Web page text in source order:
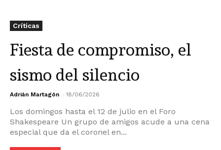
Críticas
Fiesta de compromiso, el
sismo del silencio
Adrián Martagón - 18/06/2026
Los domingos hasta el 12 de julio en el Foro
Shakespeare Un grupo de amigos acude a una cena
especial que da el coronel en...